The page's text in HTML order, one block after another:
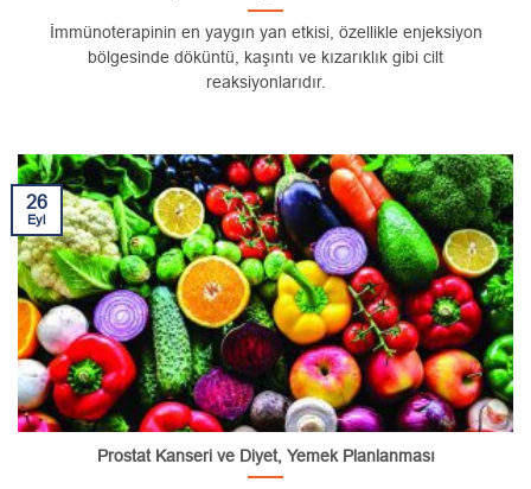
İmmünoterapinin en yaygın yan etkisi, özellikle enjeksiyon
bölgesinde döküntü, kaşıntı ve kızarıklık gibi cilt
reaksiyonlarıdır.
Prostat Kanseri ve Diyet, Yemek Planlanması
26
Eyl